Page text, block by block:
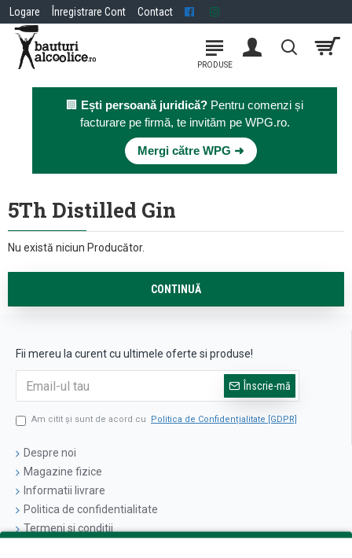
Logare Înregistrare Cont Contact
🏢 Ești persoană juridică? Pentru comenzi și
facturare pe firmă, te invităm pe WPG.ro.
Mergi către WPG ➜
5Th Distilled Gin
Nu există niciun Producător.
CONTINUĂ
Fii mereu la curent cu ultimele oferte si produse!
Înscrie-mă
Am citit şi sunt de acord cu Politica de Confidențialitate [GDPR]
Despre noi
Magazine fizice
Informatii livrare
Politica de confidentialitate
Termeni si conditii